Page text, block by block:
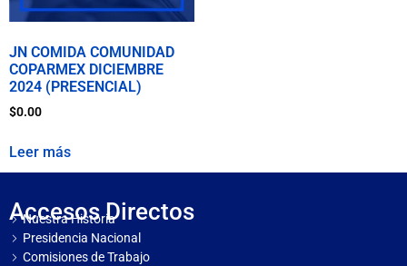
JN COMIDA COMUNIDAD
COPARMEX DICIEMBRE
2024 (PRESENCIAL)
$0.00
Leer más
Accesos Directos
Nuestra Historia
Presidencia Nacional
Comisiones de Trabajo